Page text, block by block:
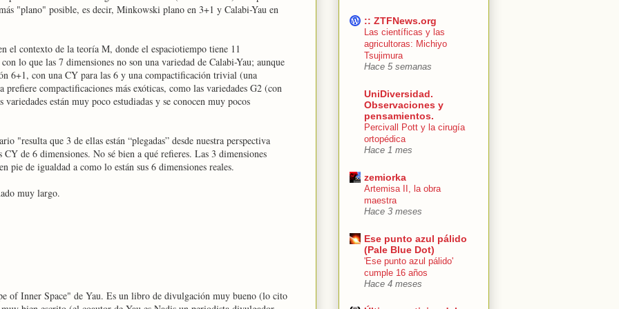
"plano" posible, es decir, Minkowski plano en 3+1 y Calabi-Yau en
el contexto de la teoría M, donde el espaciotiempo tiene 11
lo que las 7 dimensiones no son una variedad de Calabi-Yau; aunque
6+1, con una CY para las 6 y una compactificación trivial (una
compactificaciones más exóticas, como las variedades G2 (con
están muy poco estudiadas y se conocen muy pocos
"resulta que 3 de ellas están “plegadas” desde nuestra perspectiva
de 6 dimensiones. No sé bien a qué refieres. Las 3 dimensiones
pie de igualdad a como lo están sus 6 dimensiones reales.
muy largo.
of Inner Space" de Yau. Es un libro de divulgación muy bueno (lo cito
:: ZTFNews.org
Las científicas y las
agricultoras: Michiyo
Tsujimura
Hace 5 semanas
UniDiversidad.
Observaciones y
pensamientos.
Percivall Pott y la cirugía
ortopédica
Hace 1 mes
zemiorka
Artemisa II, la obra
maestra
Hace 3 meses
Ese punto azul pálido
(Pale Blue Dot)
'Ese punto azul pálido'
cumple 16 años
Hace 4 meses